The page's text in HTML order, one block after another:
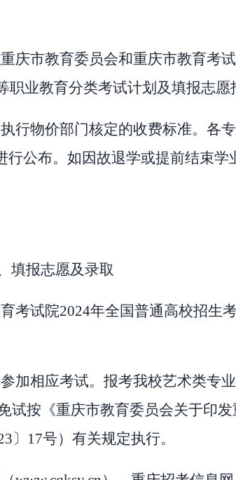
庆市教育委员会和重庆市教育考
职业教育分类考试计划及填报志愿
行物价部门核定的收费标准。各
行公布。如因故退学或提前结束学
填报志愿及录取
考试院2024年全国普通高校招生
加相应考试。报考我校艺术类专
试按《重庆市教育委员会关于印
3〕 17号）有关规定执行。